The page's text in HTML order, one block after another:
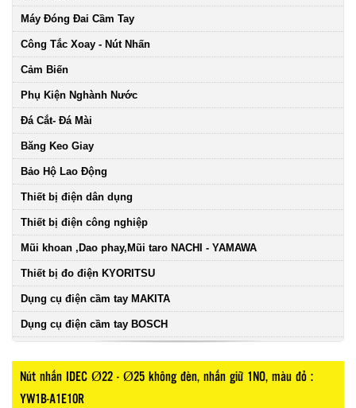
Máy Đóng Đai Cầm Tay
Công Tắc Xoay - Nút Nhấn
Cảm Biến
Phụ Kiện Nghành Nước
Đá Cắt- Đá Mài
Băng Keo Giay
Bảo Hộ Lao Động
Thiết bị điện dân dụng
Thiết bị điện công nghiệp
Mũi khoan ,Dao phay,Mũi taro NACHI - YAMAWA
Thiết bị đo điện KYORITSU
Dụng cụ điện cầm tay MAKITA
Dụng cụ điện cầm tay BOSCH
Nút nhấn IDEC Ø22 - Ø25 không đèn, nhấn giữ 1NO, màu đỏ :
YW1B-A1E10R